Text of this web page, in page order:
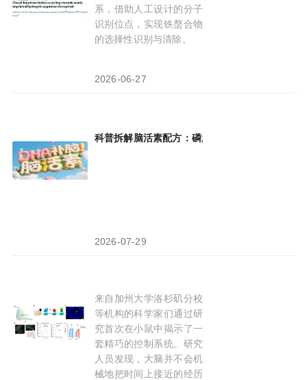
系，借助人工设计的分子
识别位点，实现铁螯合物
的选择性识别与清除。
2026-06-27
科普拆解脑活素配方：磷脂酰丝氨酸+GPC+DHA
2026-07-29
Neurosci：大脑里的"记忆
来自加州大学洛杉矶分校
等机构的科学家们通过研
究首次在小鼠中揭示了一
套精巧的控制系统。研究
人员发现，大脑并不会机
械地把时间上接近的经历